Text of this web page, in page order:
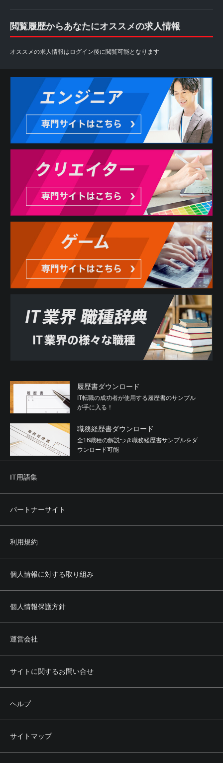
閲覧履歴からあなたにオススメの求人情報
オススメの求人情報はログイン後に閲覧可能となります
履歴書ダウンロード
IT転職の成功者が使用する履歴書のサンプル
が手に入る！
職務経歴書ダウンロード
全16職種の解説つき職務経歴書サンプルをダ
ウンロード可能
IT用語集
パートナーサイト
利用規約
個人情報に対する取り組み
個人情報保護方針
運営会社
サイトに関するお問い合せ
ヘルプ
サイトマップ